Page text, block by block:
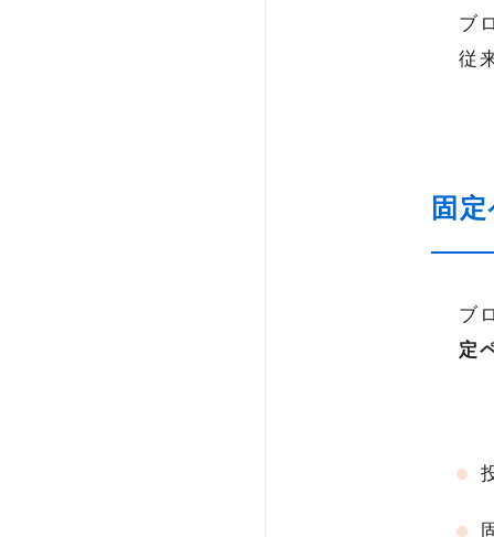
ブ
従
固
ブ
定